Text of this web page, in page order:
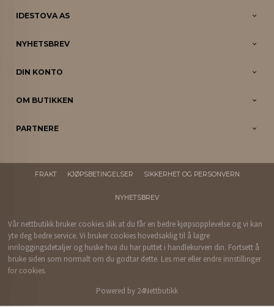
IDESTOVA AS
NYHETSBREV
DIN KONTO
OM BUTIKKEN
PARTNERE
FRAKT KJØPSBETINGELSER SIKKERHET OG PERSONVERN
NYHETSBREV
Vår nettbutikk bruker cookies slik at du får en bedre kjøpsopplevelse og vi kan
yte deg bedre service. Vi bruker cookies hovedsaklig til å lagre
innloggingsdetaljer og huske hva du har puttet i handlekurven din. Fortsett å
bruke siden som normalt om du godtar dette. Les mer eller endre innstillinger
for cookies.
Powered by 24Nettbutikk